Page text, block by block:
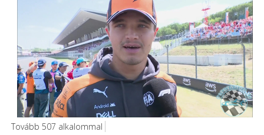
Tovább 507 alkalommal